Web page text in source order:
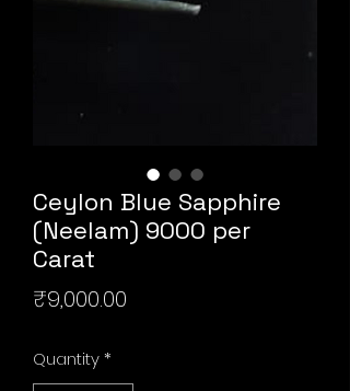
Ceylon Blue Sapphire
(Neelam) 9000 per
Carat
₹9,000.00
Quantity*